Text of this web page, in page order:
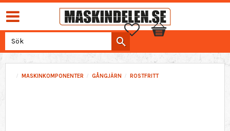
Favoriter
Kundvagn
MASKINKOMPONENTER GÅNGJÄRN ROSTFRITT